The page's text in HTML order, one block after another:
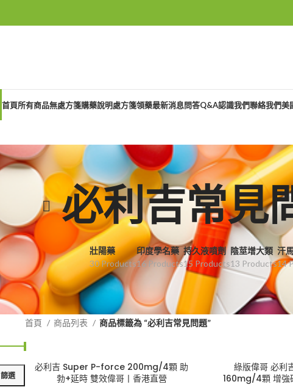
首頁所有商品無處方箋購藥說明處方箋領藥最新消息問答Q&A認識我們聯絡我們美
必利吉常見
壯陽藥
30 Products
印度學名藥
16 Products
持久液噴劑
15 Products
陰莖增大類
13 Products
汗
14
篩選
首頁 商品列表 商品標籤為 “必利吉常見問題”
必利吉 Super P-force 200mg/4顆 助
勃+延時 雙效偉哥丨香港直營
綠版偉哥 必
160mg/4顆 增強